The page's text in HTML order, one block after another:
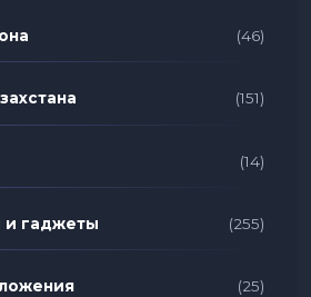
(46)
(151)
(14)
и гаджеты (255)
(25)